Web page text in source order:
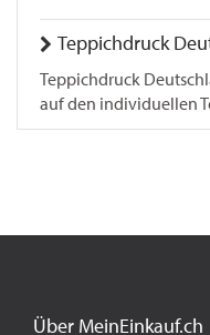
Teppichdruck
Teppichdruck
auf den individuellen
Über MeinEinkauf.ch